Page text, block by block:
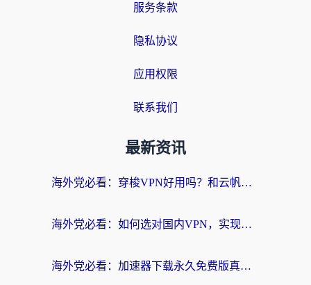
服务条款
隐私协议
应用权限
联系我们
最新资讯
海外党必看：穿梭VPN好用吗？和云帆VPN对比哪个回国效果更好？附真实测评+避坑指南
海外党必看：如何选对国内VPN，实现无缝访问国内资源？
海外党必看：加速器下载永久免费版真的存在吗？教你无缝访问国内资源的正确姿势